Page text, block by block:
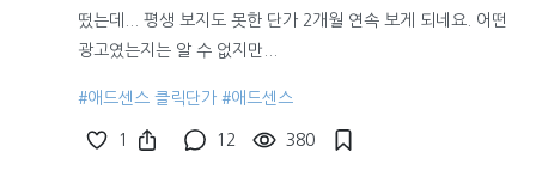
떴는데... 평생 보지도 못한 단가 2개월 연속 보게 되네요. 어떤
광고였는지는 알 수 없지만...
#애드센스 클릭단가 #애드센스
1 12 380